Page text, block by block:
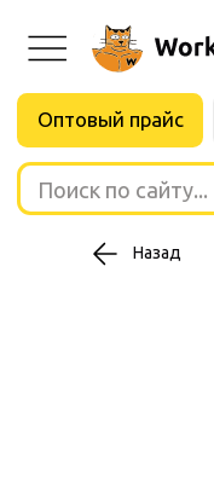
Поиск по сайту...
Назад